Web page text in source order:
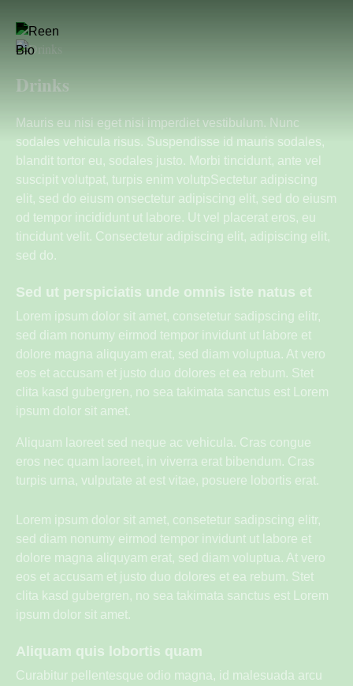
Drinks
Mauris eu nisi eget nisi imperdiet vestibulum. Nunc
sodales vehicula risus. Suspendisse id mauris sodales,
blandit tortor eu, sodales justo. Morbi tincidunt, ante vel
suscipit volutpat, turpis enim volutpSectetur adipiscing
elit, sed do eiusm onsectetur adipiscing elit, sed do eiusm
od tempor incididunt ut labore. Ut vel placerat eros, eu
tincidunt velit. Consectetur adipiscing elit, adipiscing elit,
sed do.
Sed ut perspiciatis unde omnis iste natus et
Lorem ipsum dolor sit amet, consetetur sadipscing elitr,
sed diam nonumy eirmod tempor invidunt ut labore et
dolore magna aliquyam erat, sed diam voluptua. At vero
eos et accusam et justo duo dolores et ea rebum. Stet
clita kasd gubergren, no sea takimata sanctus est Lorem
ipsum dolor sit amet.
Aliquam laoreet sed neque ac vehicula. Cras congue
eros nec quam laoreet, in viverra erat bibendum. Cras
turpis urna, vulputate at est vitae, posuere lobortis erat.
Lorem ipsum dolor sit amet, consetetur sadipscing elitr,
sed diam nonumy eirmod tempor invidunt ut labore et
dolore magna aliquyam erat, sed diam voluptua. At vero
eos et accusam et justo duo dolores et ea rebum. Stet
clita kasd gubergren, no sea takimata sanctus est Lorem
ipsum dolor sit amet.
Aliquam quis lobortis quam
Curabitur pellentesque odio magna, id malesuada arcu